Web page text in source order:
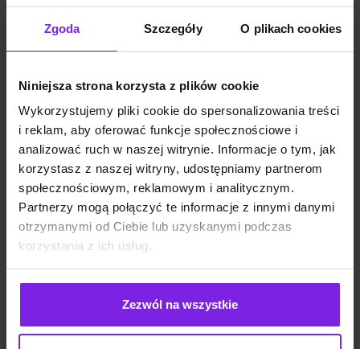
Zgoda Szczegóły O plikach cookies
Niniejsza strona korzysta z plików cookie
Wykorzystujemy pliki cookie do spersonalizowania treści
i reklam, aby oferować funkcje społecznościowe i
analizować ruch w naszej witrynie. Informacje o tym, jak
korzystasz z naszej witryny, udostępniamy partnerom
społecznościowym, reklamowym i analitycznym.
Partnerzy mogą połączyć te informacje z innymi danymi
otrzymanymi od Ciebie lub uzyskanymi podczas
korzystania z ich usług.
Zezwól na wszystkie
Marketing Wiktoria Władarz